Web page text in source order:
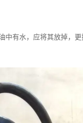
水，应将其放掉，更